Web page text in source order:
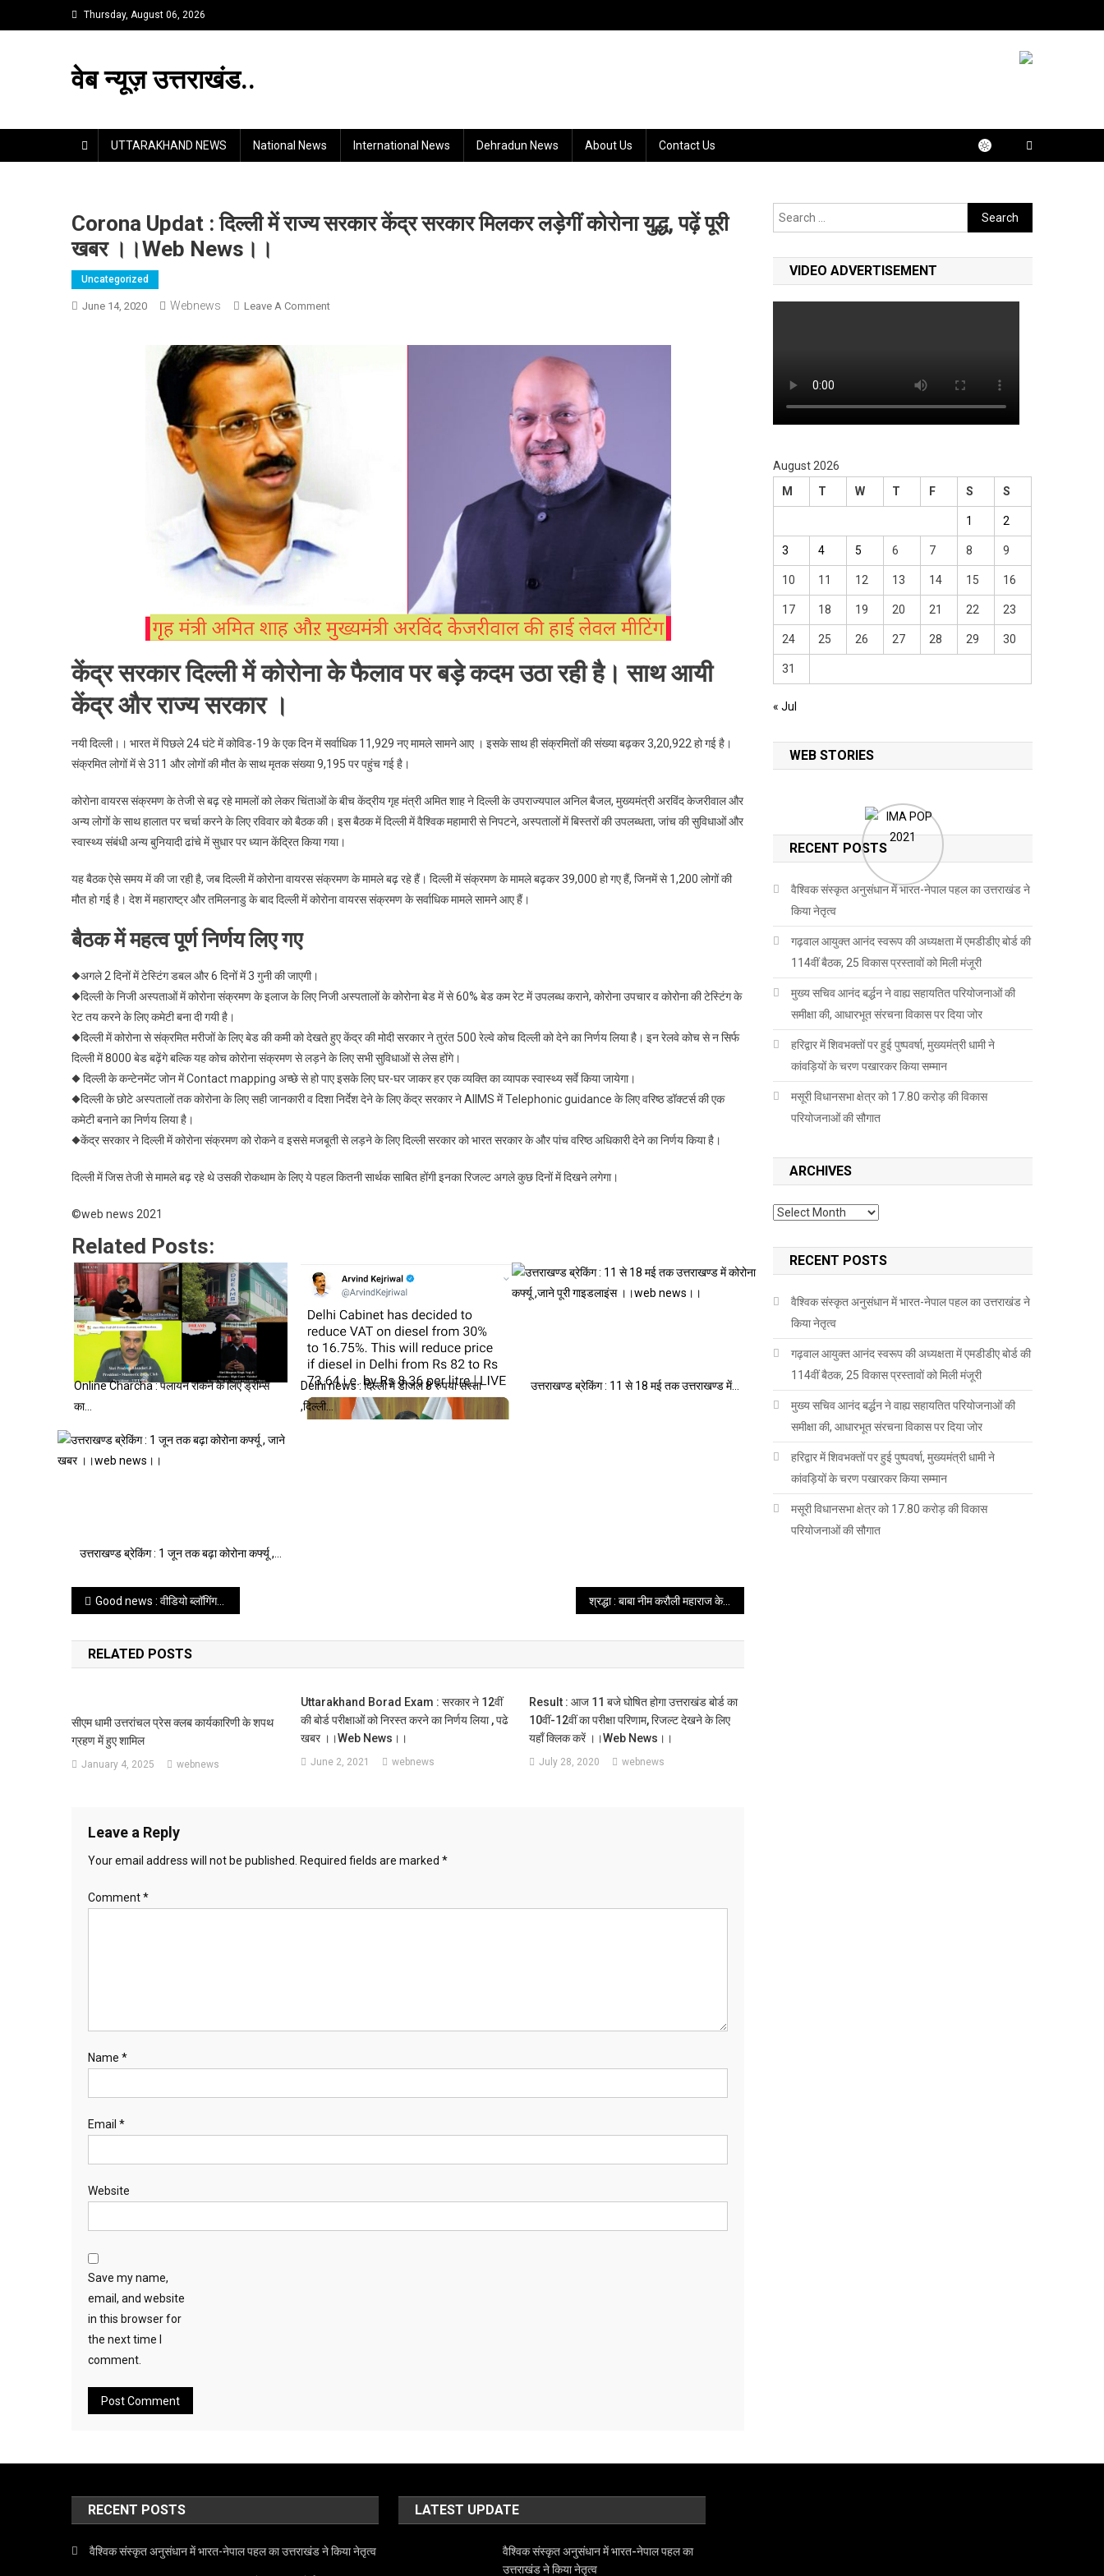
to
Thursday, August 06, 2026
वेब न्यूज़ उत्तराखंड..
UTTARAKHAND NEWS National News International News Dehradun News About Us Contact Us
Corona Updat : दिल्ली में राज्य सरकार केंद्र सरकार मिलकर लड़ेगीं कोरोना युद्ध, पढ़ें पूरी
खबर ।।web News।।
Uncategorized
June 14, 2020 Webnews Leave A CommentOn
लड़ेगीं
युद्ध,
।।
News।।
केंद्र सरकार दिल्ली में कोरोना के फैलाव पर बड़े कदम उठा रही है। साथ आयी
केंद्र और राज्य सरकार ।
नयी दिल्ली।। भारत में पिछले 24 घंटे में कोविड-19 के एक दिन में सर्वाधिक 11,929 नए मामले सामने आए । इसके साथ ही संक्रमितों की संख्या बढ़कर 3,20,922 हो गई है।
संक्रमित लोगों में से 311 और लोगों की मौत के साथ मृतक संख्या 9,195 पर पहुंच गई है।
कोरोना वायरस संक्रमण के तेजी से बढ़ रहे मामलों को लेकर चिंताओं के बीच केंद्रीय गृह मंत्री अमित शाह ने दिल्ली के उपराज्यपाल अनिल बैजल, मुख्यमंत्री अरविंद केजरीवाल और
अन्य लोगों के साथ हालात पर चर्चा करने के लिए रविवार को बैठक की। इस बैठक में दिल्ली में वैश्विक महामारी से निपटने, अस्पतालों में बिस्तरों की उपलब्धता, जांच की सुविधाओं और
स्वास्थ्य संबंधी अन्य बुनियादी ढांचे में सुधार पर ध्यान केंद्रित किया गया।
यह बैठक ऐसे समय में की जा रही है, जब दिल्ली में कोरोना वायरस संक्रमण के मामले बढ़ रहे हैं। दिल्ली में संक्रमण के मामले बढ़कर 39,000 हो गए हैं, जिनमें से 1,200 लोगों की
मौत हो गई है। देश में महाराष्ट्र और तमिलनाडु के बाद दिल्ली में कोरोना वायरस संक्रमण के सर्वाधिक मामले सामने आए हैं।
बैठक में महत्व पूर्ण निर्णय लिए गए
◆अगले 2 दिनों में टेस्टिंग डबल और 6 दिनों में 3 गुनी की जाएगी।
◆दिल्ली के निजी अस्पताओं में कोरोना संक्रमण के इलाज के लिए निजी अस्पतालों के कोरोना बेड में से 60% बेड कम रेट में उपलब्ध कराने, कोरोना उपचार व कोरोना की टेस्टिंग के
रेट तय करने के लिए कमेटी बना दी गयी है।
◆दिल्ली में कोरोना से संक्रमित मरीजों के लिए बेड की कमी को देखते हुए केंद्र की मोदी सरकार ने तुरंत 500 रेल्वे कोच दिल्ली को देने का निर्णय लिया है। इन रेलवे कोच से न सिर्फ
दिल्ली में 8000 बेड बढ़ेंगे बल्कि यह कोच कोरोना संक्रमण से लड़ने के लिए सभी सुविधाओं से लेस होंगे।
◆ दिल्ली के कन्टेनमेंट जोन में Contact mapping अच्छे से हो पाए इसके लिए घर-घर जाकर हर एक व्यक्ति का व्यापक स्वास्थ्य सर्वे किया जायेगा।
◆दिल्ली के छोटे अस्पतालों तक कोरोना के लिए सही जानकारी व दिशा निर्देश देने के लिए केंद्र सरकार ने AIIMS में Telephonic guidance के लिए वरिष्ठ डॉक्टर्स की एक
कमेटी बनाने का निर्णय लिया है।
◆केंद्र सरकार ने दिल्ली में कोरोना संक्रमण को रोकने व इससे मजबूती से लड़ने के लिए दिल्ली सरकार को भारत सरकार के और पांच वरिष्ठ अधिकारी देने का निर्णय किया है।
दिल्ली में जिस तेजी से मामले बढ़ रहे थे उसकी रोकथाम के लिए ये पहल कितनी सार्थक साबित होंगी इनका रिजल्ट अगले कुछ दिनों में दिखने लगेगा।
©web news 2021
Related Posts:
Online Charcha : पलायन रोकने के लिए ड्रीम्स
का…
Delhi news : दिल्ली में डीजल 8 रुपया सस्ता
,दिल्ली…
उत्तराखण्ड ब्रेकिंग : 11 से 18 मई तक उत्तराखण्ड में…
उत्तराखण्ड ब्रेकिंग : 1 जून तक बढ़ा कोरोना कर्फ्यू ,…
Post
navigation
Good news : वीडियो ब्लॉगिंग प्रतियोगिता ‘मेरा जीवन, मेरा योग’ की अंतिम तिथि 21 जून, 2020 तक बढ़ायी गयी, पढ़ें पूरी खबर।।web news।। श्रद्धा : बाबा नीम करौली महाराज के अवतार दिवस पर विशेष, ।।web news।।
RELATED POSTS
सीएम धामी उत्तरांचल प्रेस क्लब कार्यकारिणी के शपथ
ग्रहण में हुए शामिल
January 4, 2025 webnews
Uttarakhand Borad Exam : सरकार ने 12वीं
की बोर्ड परीक्षाओं को निरस्त करने का निर्णय लिया , पढे
खबर ।।web News।।
June 2, 2021 webnews
Result : आज 11 बजे घोषित होगा उत्तराखंड बोर्ड का
10वीं-12वीं का परीक्षा परिणाम, रिजल्ट देखने के लिए
यहाँ क्लिक करें ।।web News।।
July 28, 2020 webnews
Leave a Reply
Your email address will not be published. Required fields are marked *
Comment*
Name *
Email *
Website
Save my name,
email, and website
in this browser for
the next time I
comment.
Search
for:
VIDEO ADVERTISEMENT
August 2026
M
T W T F S S
1 2
3 4 5 6 7 8 9
10 11 12 13 14 15 16
17 18 19 20 21 22 23
24 25 26 27 28 29 30
31
« Jul
WEB STORIES
RECENT POSTS
वैश्विक संस्कृत अनुसंधान में भारत-नेपाल पहल का उत्तराखंड ने
किया नेतृत्व
गढ़वाल आयुक्त आनंद स्वरूप की अध्यक्षता में एमडीडीए बोर्ड की
114वीं बैठक, 25 विकास प्रस्तावों को मिली मंजूरी
मुख्य सचिव आनंद बर्द्धन ने वाह्य सहायतित परियोजनाओं की
समीक्षा की, आधारभूत संरचना विकास पर दिया जोर
हरिद्वार में शिवभक्तों पर हुई पुष्पवर्षा, मुख्यमंत्री धामी ने
कांवड़ियों के चरण पखारकर किया सम्मान
मसूरी विधानसभा क्षेत्र को 17.80 करोड़ की विकास
परियोजनाओं की सौगात
ARCHIVES
Archives
RECENT POSTS
वैश्विक संस्कृत अनुसंधान में भारत-नेपाल पहल का उत्तराखंड ने
किया नेतृत्व
गढ़वाल आयुक्त आनंद स्वरूप की अध्यक्षता में एमडीडीए बोर्ड की
114वीं बैठक, 25 विकास प्रस्तावों को मिली मंजूरी
मुख्य सचिव आनंद बर्द्धन ने वाह्य सहायतित परियोजनाओं की
समीक्षा की, आधारभूत संरचना विकास पर दिया जोर
हरिद्वार में शिवभक्तों पर हुई पुष्पवर्षा, मुख्यमंत्री धामी ने
कांवड़ियों के चरण पखारकर किया सम्मान
मसूरी विधानसभा क्षेत्र को 17.80 करोड़ की विकास
परियोजनाओं की सौगात
RECENT POSTS
वैश्विक संस्कृत अनुसंधान में भारत-नेपाल पहल का उत्तराखंड ने किया नेतृत्व
LATEST UPDATE
वैश्विक संस्कृत अनुसंधान में भारत-नेपाल पहल का
उत्तराखंड ने किया नेतृत्व